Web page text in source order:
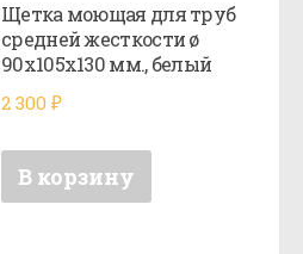
Щетка моющая для труб
средней жесткости ø
90х105х130 мм., белый
2 300₽
В корзину